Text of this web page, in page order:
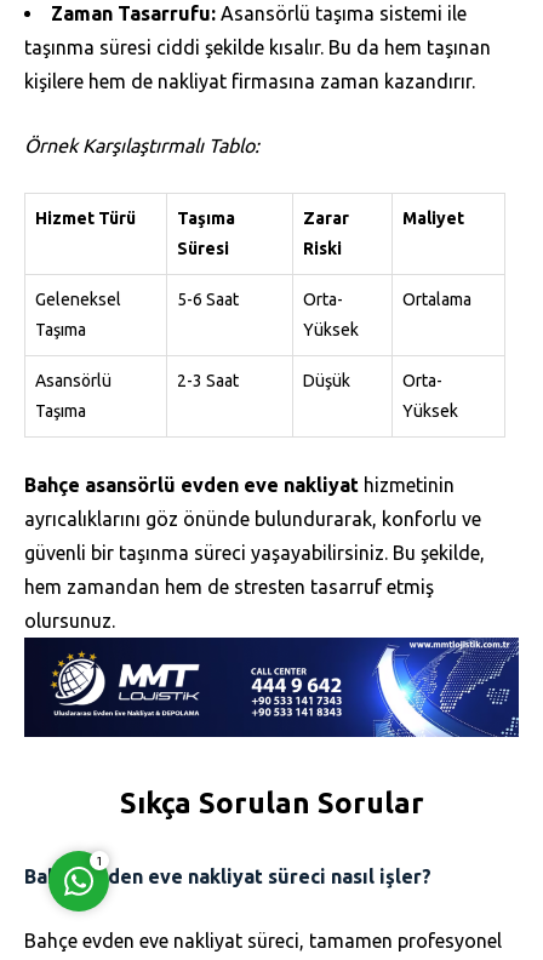
Zaman Tasarrufu: Asansörlü taşıma sistemi ile
taşınma süresi ciddi şekilde kısalır. Bu da hem taşınan
kişilere hem de nakliyat firmasına zaman kazandırır.
Örnek Karşılaştırmalı Tablo:
Hizmet Türü
Taşıma
Süresi
Zarar
Riski
Maliyet
Geleneksel
Taşıma
5-6 Saat
Orta-
Yüksek
Ortalama
Asansörlü
Taşıma
2-3 Saat Düşük
Orta-
Yüksek
Bahçe asansörlü evden eve nakliyat hizmetinin
ayrıcalıklarını göz önünde bulundurarak, konforlu ve
güvenli bir taşınma süreci yaşayabilirsiniz. Bu şekilde,
hem zamandan hem de stresten tasarruf etmiş
olursunuz.
Sıkça Sorulan Sorular
Bahçe evden eve nakliyat süreci nasıl işler?
Bahçe evden eve nakliyat süreci, tamamen profesyonel
1